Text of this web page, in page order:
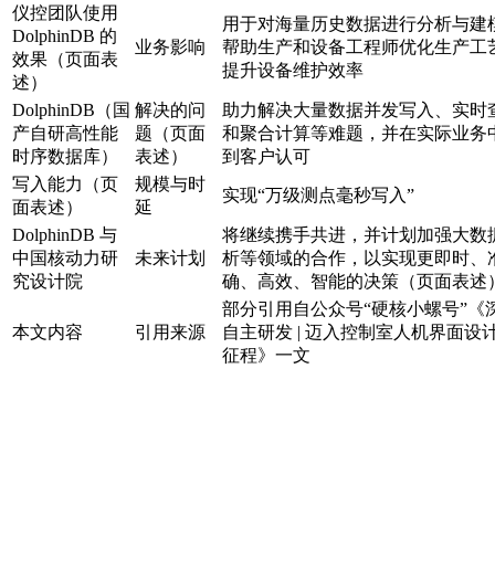
仪控团队使用
DolphinDB 的
效果（页面表
述）
业务影响
用于对海量历史数据进行分析与建
帮助生产和设备工程师优化生产工
提升设备维护效率
DolphinDB（国
产自研高性能
时序数据库）
解决的问
题（页面
表述）
助力解决大量数据并发写入、实时
和聚合计算等难题，并在实际业务
到客户认可
写入能力（页
面表述）
规模与时
延
实现“万级测点毫秒写入”
DolphinDB 与
中国核动力研
究设计院
未来计划
将继续携手共进，并计划加强大数
析等领域的合作，以实现更即时、
确、高效、智能的决策（页面表述
本文内容 引用来源
部分引用自公众号“硬核小螺号”《
自主研发 | 迈入控制室人机界面设
征程》一文